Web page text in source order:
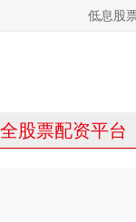
低息股
股票配资平台